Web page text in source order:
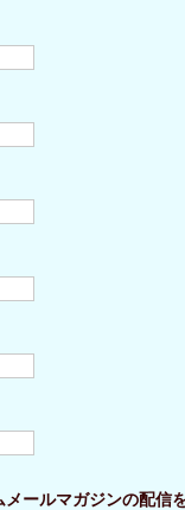
ールマガジンの配信